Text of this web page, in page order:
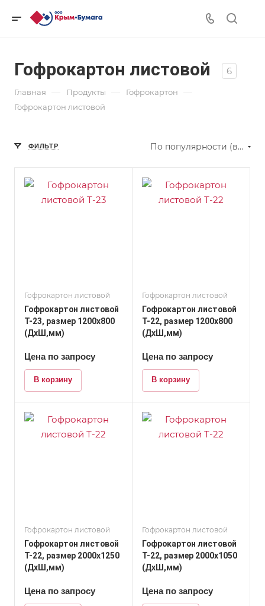
Гофрокартон листовой 6
Главная — Продукты — Гофрокартон —
Гофрокартон листовой
ФИЛЬТР По популярности (возрастание)
Гофрокартон листовой
Гофрокартон листовой
Т-23, размер 1200x800
(ДхШ,мм)
Цена по запросу
В корзину
Гофрокартон листовой
Гофрокартон листовой
Т-22, размер 1200x800
(ДхШ,мм)
Цена по запросу
В корзину
Гофрокартон листовой
Гофрокартон листовой
Т-22, размер 2000x1250
(ДхШ,мм)
Цена по запросу
Гофрокартон листовой
Гофрокартон листовой
Т-22, размер 2000x1050
(ДхШ,мм)
Цена по запросу